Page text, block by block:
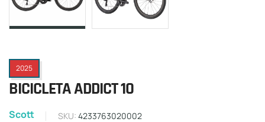
2025
BICICLETA ADDICT 10
Scott SKU: 4233763020002